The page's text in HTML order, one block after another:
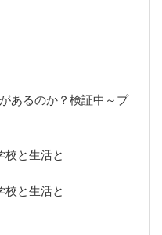
あるのか？検証中～プ
校と生活と
校と生活と